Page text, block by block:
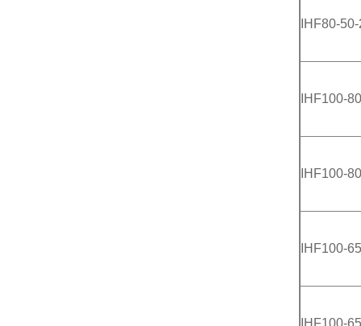
IHF80-
IHF100-
IHF100-
IHF100-
IHF100-